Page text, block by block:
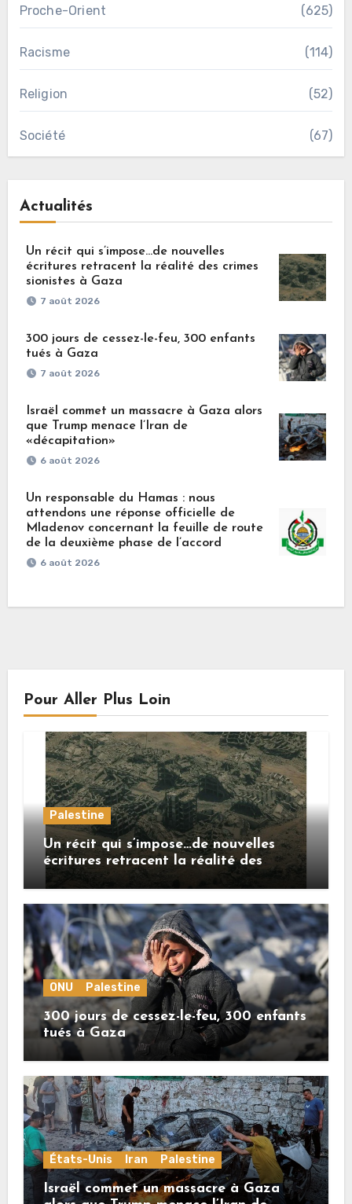
Proche-Orient (625)
Racisme (114)
Religion (52)
Société (67)
Actualités
Un récit qui s’impose…de nouvelles
écritures retracent la réalité des crimes
sionistes à Gaza
7 août 2026
300 jours de cessez-le-feu, 300 enfants
tués à Gaza
7 août 2026
Israël commet un massacre à Gaza alors
que Trump menace l’Iran de
«décapitation»
6 août 2026
Un responsable du Hamas : nous
attendons une réponse officielle de
Mladenov concernant la feuille de route
de la deuxième phase de l’accord
6 août 2026
Pour Aller Plus Loin
Palestine
Un récit qui s’impose…de nouvelles
écritures retracent la réalité des
crimes sionistes à Gaza
ONU Palestine
300 jours de cessez-le-feu, 300 enfants
tués à Gaza
États-Unis Iran Palestine
Israël commet un massacre à Gaza